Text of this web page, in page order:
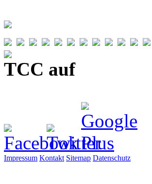
TCC auf
Impressum Kontakt Sitemap Datenschutz